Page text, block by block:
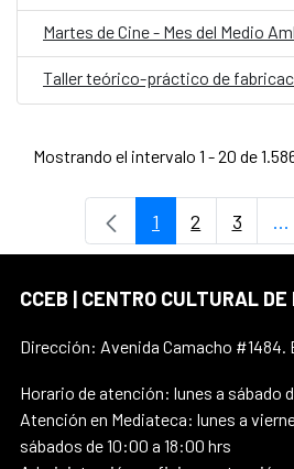
Martes de Cine - Mes del Medio
Mostrando el intervalo 1 - 20 de
Página
1 Página
2 Página
3 ...
CCEB | CENTRO CULTURAL
Dirección: Avenida Camacho #1484.
Horario de atención: lunes a sábado
Atención en Mediateca: lunes a
sábados de 10:00 a 18:00 hrs